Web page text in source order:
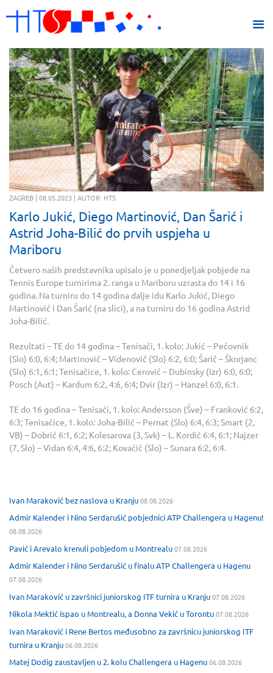
ZAGREB | 08.05.2023 | AUTOR: HTS
Karlo Jukić, Diego Martinović, Dan Šarić i
Astrid Joha-Bilić do prvih uspjeha u
Mariboru
Četvero naših predstavnika upisalo je u ponedjeljak pobjede na
Tennis Europe turnirima 2. ranga u Mariboru uzrasta do 14 i 16
godina. Na turniru do 14 godina dalje idu Karlo Jukić, Diego
Martinović i Dan Šarić (na slici), a na turniru do 16 godina Astrid
Joha-Bilić.
Rezultati – TE do 14 godina – Tenisači, 1. kolo: Jukić – Pečovnik
(Slo) 6:0, 6:4; Martinović – Videnovič (Slo) 6:2, 6:0; Šarić – Škorjanc
(Slo) 6:1, 6:1; Tenisačice, 1. kolo: Cerović – Dubinsky (Izr) 6:0, 6:0;
Posch (Aut) – Kardum 6:2, 4:6, 6:4; Dvir (Izr) – Hanzel 6:0, 6:1.
TE do 16 godina – Tenisači, 1. kolo: Andersson (Šve) – Franković 6:2,
6:3; Tenisačice, 1. kolo: Joha-Bilić – Pernat (Slo) 6:4, 6:3; Smart (2,
VB) – Dobrić 6:1, 6:2; Kolesarova (3, Svk) – L. Kordić 6:4, 6:1; Najzer
(7, Slo) – Vidan 6:4, 4:6, 6:2; Kovačič (Slo) – Sunara 6:2, 6:4.
Ivan Maraković bez naslova u Kranju08.08.2026
Admir Kalender i Nino Serdarušić pobjednici ATP Challengera u Hagenu!
08.08.2026
Pavić i Arevalo krenuli pobjedom u Montrealu07.08.2026
Admir Kalender i Nino Serdarušić u finalu ATP Challengera u Hagenu
07.08.2026
Ivan Maraković u završnici juniorskog ITF turnira u Kranju07.08.2026
Nikola Mektić ispao u Montrealu, a Donna Vekić u Torontu07.08.2026
Ivan Maraković i Rene Bertos međusobno za završnicu juniorskog ITF
turnira u Kranju06.08.2026
Matej Dodig zaustavljen u 2. kolu Challengera u Hagenu06.08.2026